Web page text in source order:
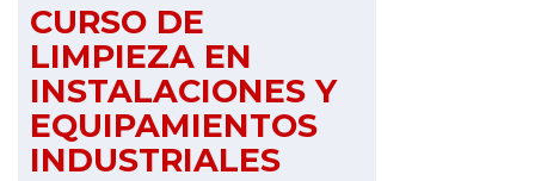
CURSO DE
LIMPIEZA EN
INSTALACIONES Y
EQUIPAMIENTOS
INDUSTRIALES